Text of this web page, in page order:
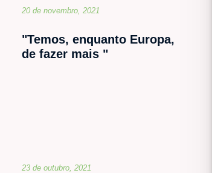
20 de novembro, 2021
"Temos, enquanto Europa,
de fazer mais "
23 de outubro, 2021